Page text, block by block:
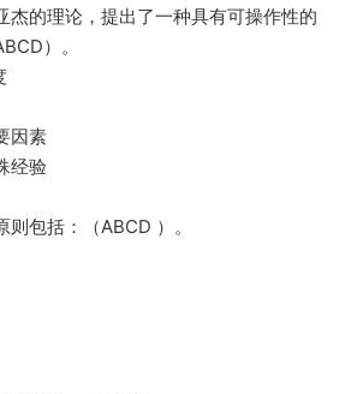
杰的理论，提出了一种具有可操作性的
）。
因素
经验
包括：（ABCD ）。